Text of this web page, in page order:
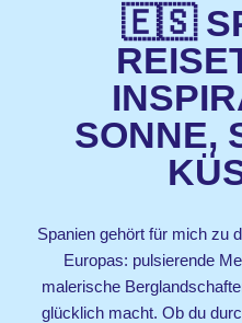
🇪🇸
SONNE,
Spanien gehört für mich zu
Europas: pulsierende
malerische
glücklich macht. Ob du